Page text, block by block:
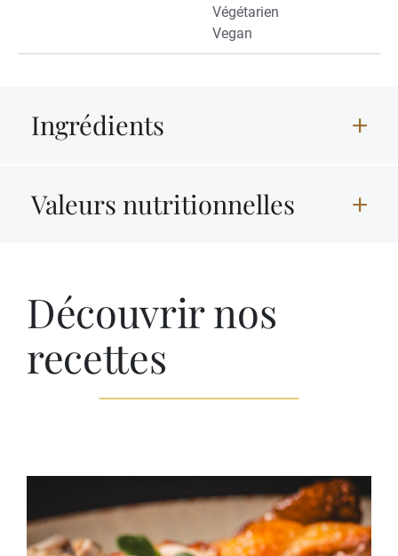
Végétarien
Vegan
Ingrédients
Valeurs nutritionnelles
Découvrir nos
recettes